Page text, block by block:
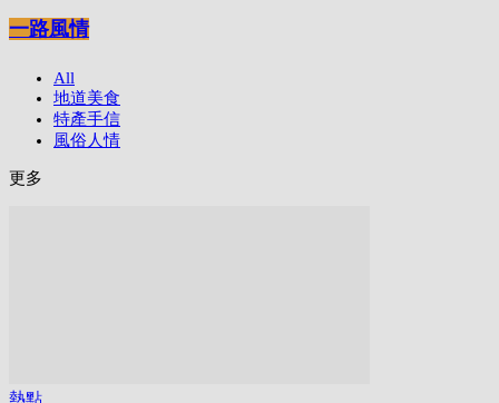
一路風情
All
地道美食
特產手信
風俗人情
更多
熱點